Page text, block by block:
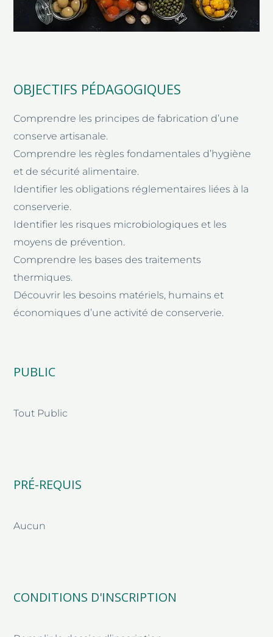
OBJECTIFS PÉDAGOGIQUES
Comprendre les principes de fabrication d’une
conserve artisanale.
Comprendre les règles fondamentales d’hygiène
et de sécurité alimentaire.
Identifier les obligations réglementaires liées à la
conserverie.
Identifier les risques microbiologiques et les
moyens de prévention.
Comprendre les bases des traitements
thermiques.
Découvrir les besoins matériels, humains et
économiques d’une activité de conserverie.
PUBLIC
Tout Public
PRÉ-REQUIS
Aucun
CONDITIONS D'INSCRIPTION